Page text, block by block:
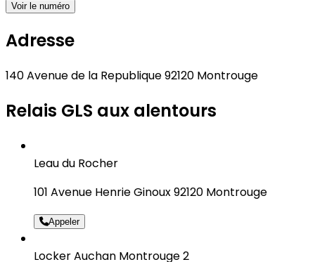
Voir le numéro
Adresse
140 Avenue de la Republique 92120 Montrouge
Relais GLS aux alentours
Leau du Rocher
101 Avenue Henrie Ginoux 92120 Montrouge
Appeler
Locker Auchan Montrouge 2